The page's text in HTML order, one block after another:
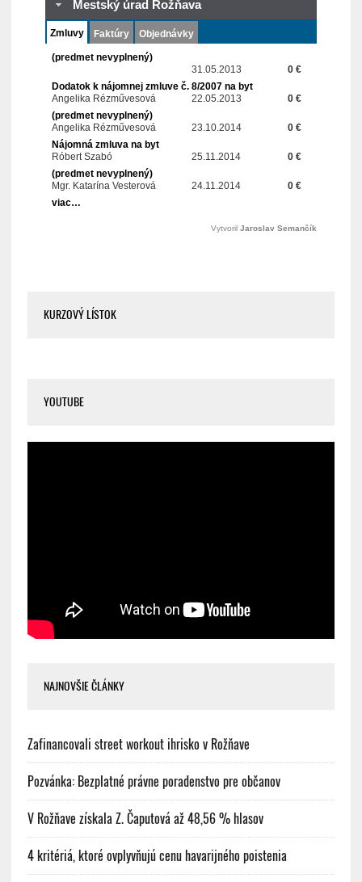
KURZOVÝ LÍSTOK
YOUTUBE
NAJNOVŠIE ČLÁNKY
Zafinancovali street workout ihrisko v Rožňave
Pozvánka: Bezplatné právne poradenstvo pre občanov
V Rožňave získala Z. Čaputová až 48,56 % hlasov
4 kritériá, ktoré ovplyvňujú cenu havarijného poistenia